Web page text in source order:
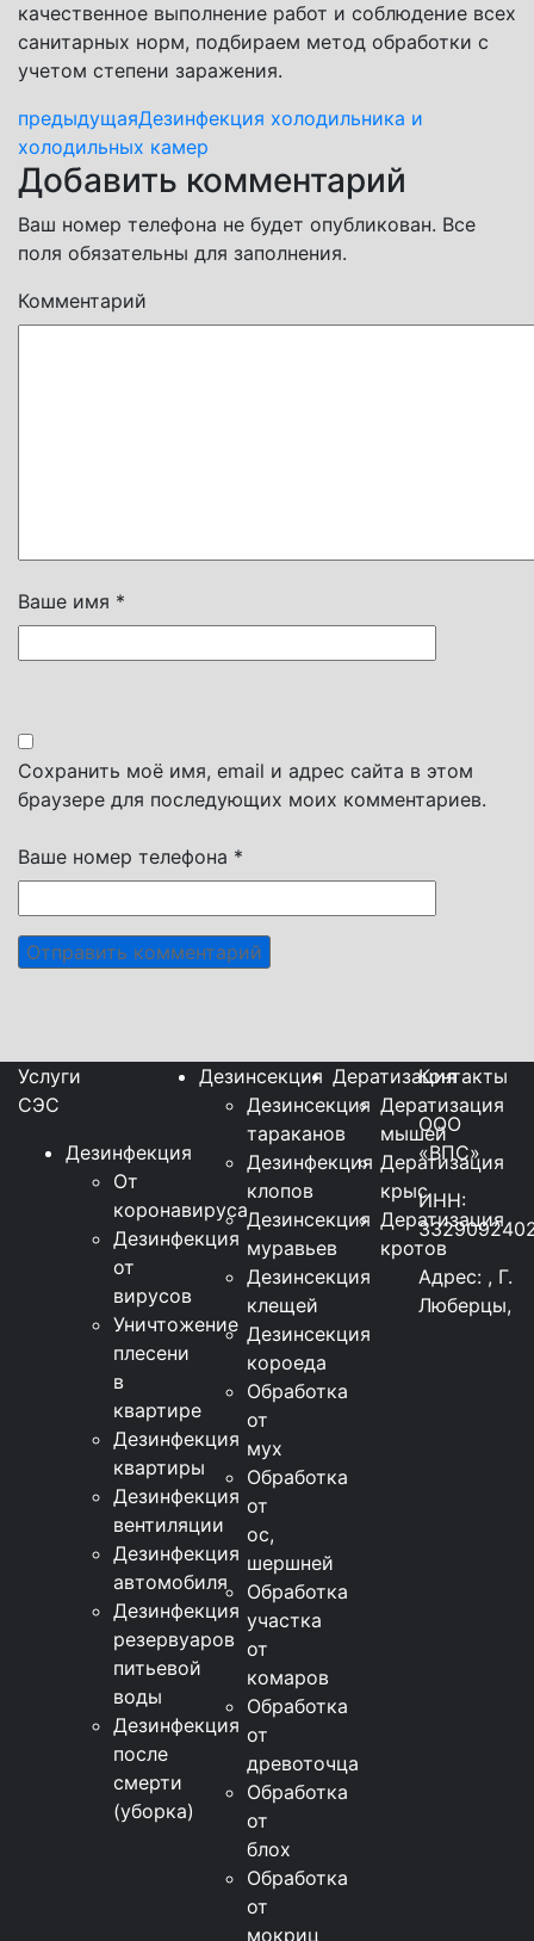
качественное выполнение работ и соблюдение всех
санитарных норм, подбираем метод обработки с
учетом степени заражения.
предыдущаяДезинфекция холодильника и
холодильных камер
Добавить комментарий
Ваш номер телефона не будет опубликован. Все
поля обязательны для заполнения.
Комментарий
Ваше имя *
Сохранить моё имя, email и адрес сайта в этом
браузере для последующих моих комментариев.
Ваше номер телефона *
Услуги
СЭС
Дезинфекция
От
коронавируса
Дезинфекция
от
вирусов
Уничтожение
плесени
в
квартире
Дезинфекция
квартиры
Дезинфекция
вентиляции
Дезинфекция
автомобиля
Дезинфекция
резервуаров
питьевой
воды
Дезинфекция
после
смерти
(уборка)
Дезинсекция
Дезинсекция
тараканов
Дезинфекция
клопов
Дезинсекция
муравьев
Дезинсекция
клещей
Дезинсекция
короеда
Обработка
от
мух
Обработка
от
ос,
шершней
Обработка
участка
от
комаров
Обработка
от
древоточца
Обработка
от
блох
Обработка
от
мокриц
Дератизация
Дератизация
мышей
Дератизация
крыс
Дератизация
кротов
Контакты
ООО
«ВПС»
ИНН:
Адрес: , Г.
Люберцы,